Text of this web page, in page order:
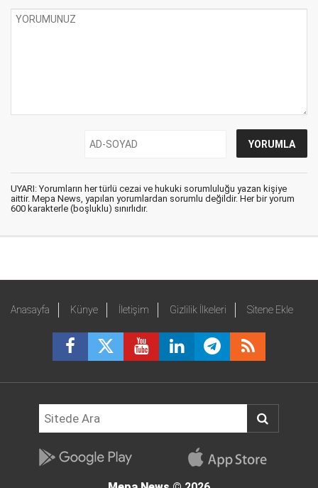
UYARI: Yorumların her türlü cezai ve hukuki sorumluluğu yazan kişiye
aittir. Mepa News, yapılan yorumlardan sorumlu değildir. Her bir yorum
600 karakterle (boşluklu) sınırlıdır.
Anasayfa Künye İletişim Gizlilik İlkeleri Sitene Ekle